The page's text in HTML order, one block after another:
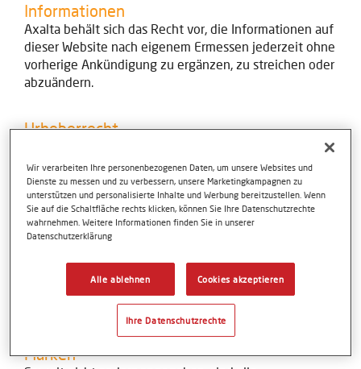
Informationen
Axalta behält sich das Recht vor, die Informationen auf
dieser Website nach eigenem Ermessen jederzeit ohne
vorherige Ankündigung zu ergänzen, zu streichen oder
abzuändern.
Urheberrecht
enthaltene Texte, Bilder, Grafiken, Sound, Animationen
und Videos sowie deren Anordnung auf Axalta
Websites unterliegen dem Schutz des Urheberrechts
und anderen Gesetzen zum Schutz geistigen
Eigentums. Jede Verwendung außerhalb der Grenzen
Vervielfältigungen, Übersetzungen, Mikroverfilmungen
und die Verarbeitung in elektronischen Systemen.
Marken
Wir verarbeiten Ihre personenbezogenen Daten, um unsere Websites und
Dienste zu messen und zu verbessern, unsere Marketingkampagnen zu
unterstützen und personalisierte Inhalte und Werbung bereitzustellen. Wenn
Sie auf die Schaltfläche rechts klicken, können Sie Ihre Datenschutzrechte
wahrnehmen. Weitere Informationen finden Sie in unserer
Datenschutzerklärung
Alle ablehnen Cookies akzeptieren
Ihre Datenschutzrechte